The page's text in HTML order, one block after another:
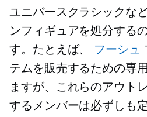
ユニバースクラシックな
ンフィギュアを処分する
す。たとえば、 フーシュ
テムを販売するための専
ますが、これらのアウト
するメンバーは必ずしも